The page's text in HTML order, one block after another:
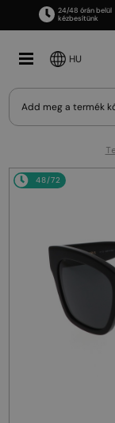
24/48 órán belül
kézbesítünk
HU
48/72